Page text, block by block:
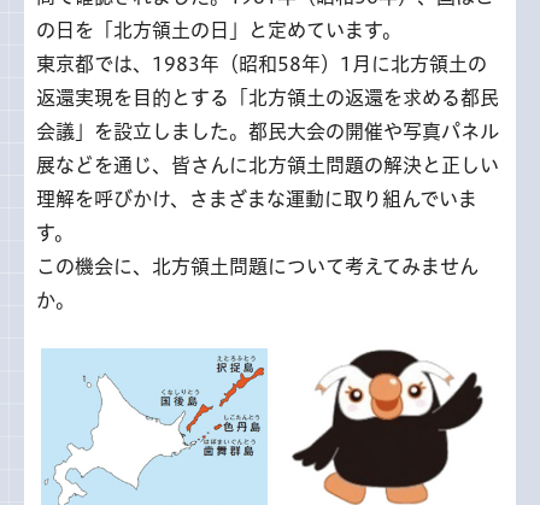
の日を「北方領土の日」と定めています。
東京都では、1983年（昭和58年）1月に北方領土の
返還実現を目的とする「北方領土の返還を求める都民
会議」を設立しました。都民大会の開催や写真パネル
展などを通じ、皆さんに北方領土問題の解決と正しい
理解を呼びかけ、さまざまな運動に取り組んでいま
す。
この機会に、北方領土問題について考えてみません
か。